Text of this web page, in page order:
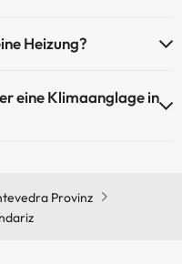
Heizung?
eine Klimaanglage in
Provinz